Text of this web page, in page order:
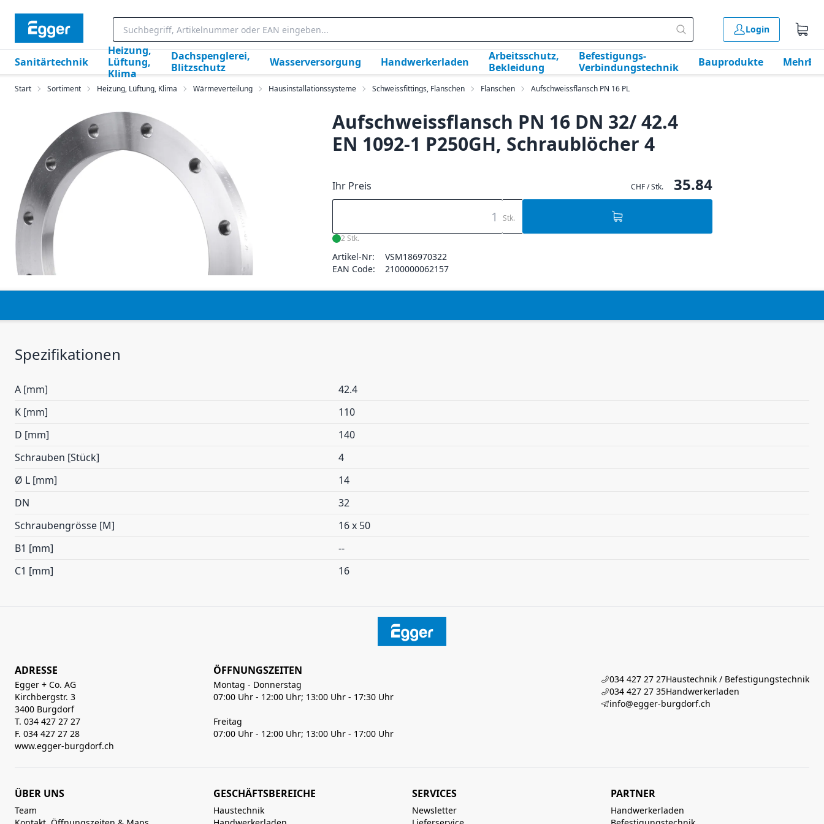
Login
Sanitärtechnik
Heizung,
Lüftung,
Klima
Dachspenglerei,
Blitzschutz
Wasserversorgung Handwerkerladen
Arbeitsschutz,
Bekleidung
Befestigungs-
Verbindungstechnik
Bauprodukte Mehr
Start Sortiment Heizung, Lüftung, Klima Wärmeverteilung Hausinstallationssysteme Schweissfittings, Flanschen Flanschen Aufschweissflansch PN 16 PL
Aufschweissflansch PN 16 DN 32/ 42.4
EN 1092-1 P250GH, Schraublöcher 4
Ihr Preis CHF / Stk. 35.84
Stk.
2 Stk.
Artikel-Nr:
VSM186970322
EAN Code:
2100000062157
Spezifikationen
A [mm]
42.4
K [mm]
110
D [mm]
140
Schrauben [Stück]
4
Ø L [mm]
14
DN
32
Schraubengrösse [M]
16 x 50
B1 [mm]
--
C1 [mm]
16
ADRESSE
Egger + Co. AG
Kirchbergstr. 3
3400 Burgdorf
T. 034 427 27 27
F. 034 427 27 28
www.egger-burgdorf.ch
ÖFFNUNGSZEITEN
Montag - Donnerstag
07:00 Uhr - 12:00 Uhr; 13:00 Uhr - 17:30 Uhr
Freitag
07:00 Uhr - 12:00 Uhr; 13:00 Uhr - 17:00 Uhr
034 427 27 27Haustechnik / Befestigungstechnik
034 427 27 35Handwerkerladen
info@egger-burgdorf.ch
ÜBER UNS
Team
GESCHÄFTSBEREICHE
Haustechnik
SERVICES
Newsletter
PARTNER
Handwerkerladen